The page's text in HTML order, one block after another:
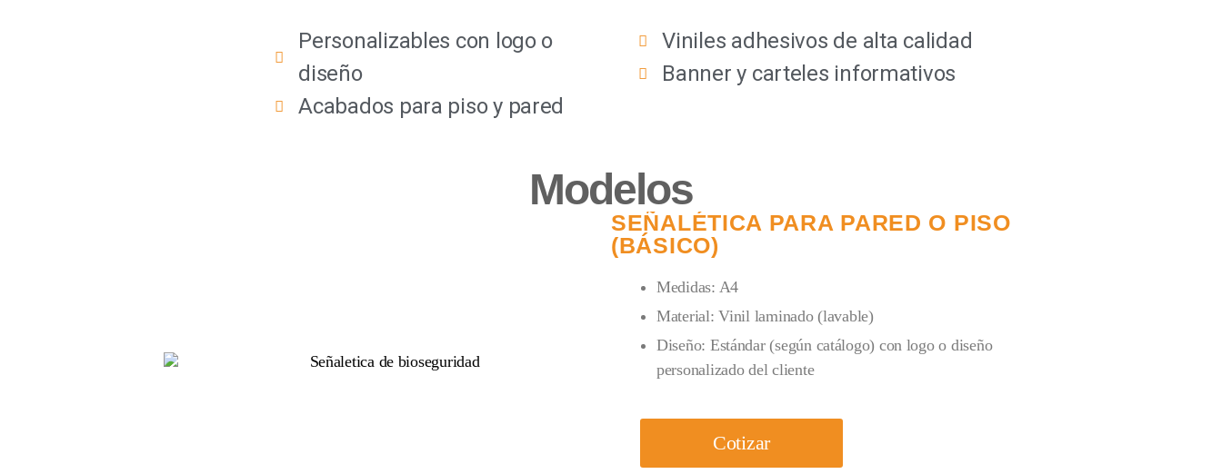
Personalizables con logo o
diseño
Acabados para piso y pared
Viniles adhesivos de alta calidad
Banner y carteles informativos
Modelos
SEÑALÉTICA PARA PARED O PISO
(BÁSICO)
Medidas: A4
Material: Vinil laminado (lavable)
Diseño: Estándar (según catálogo) con logo o diseño
personalizado del cliente
Cotizar